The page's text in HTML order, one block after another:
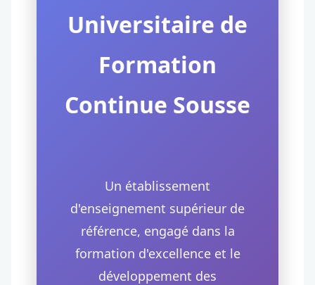
Universitaire de
Formation
Continue Sousse
Un établissement
d'enseignement supérieur de
référence, engagé dans la
formation d'excellence et le
développement des